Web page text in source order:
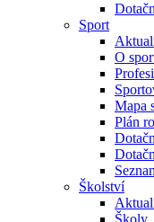
Sport
O
Mapa
Plán
Školství